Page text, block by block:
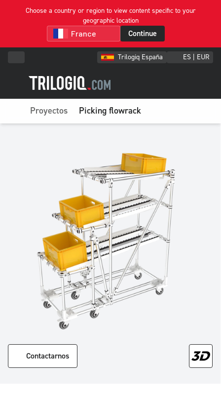
Choose a country or region to view content specific to your
geographic location
Continue
Trilogiq España ES | EUR
Proyectos Picking flowrack
Contactarnos